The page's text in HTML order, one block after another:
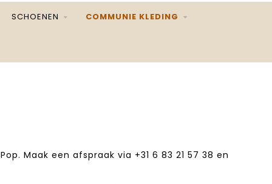
SCHOENEN COMMUNIE KLEDING
Maak een afspraak via +31 6 83 21 57 38‬ en